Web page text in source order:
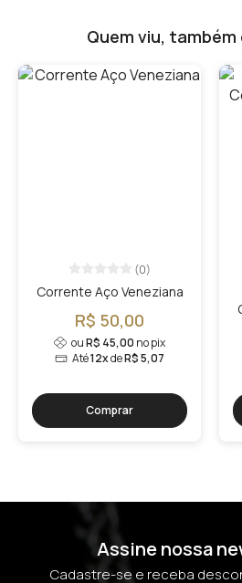
Quem viu,
(0)
Corrente Aço Veneziana
R$ 50,00
ouR$ 45,00 no pix
Até12xdeR$ 5,07
Comprar
Assine nossa
Cadastre-se e receba